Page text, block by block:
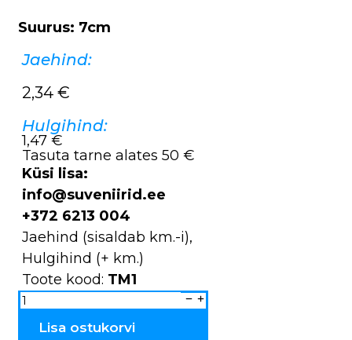
Suurus: 7cm
Jaehind:
2,34 €
Hulgihind:
1,47 €
Tasuta tarne alates 50 €
Küsi lisa:
info@suveniirid.ee
+372 6213 004
Jaehind (sisaldab km.-i),
Hulgihind (+ km.)
Toote kood: TM1
Magnet
puidust
Tallinn
Lisa ostukorvi